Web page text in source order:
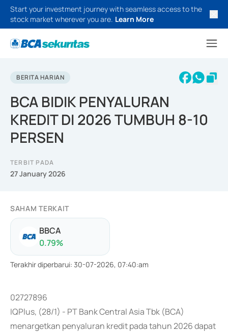
Start your investment journey with seamless access to the
stock market wherever you are. Learn More
BERITA HARIAN
BCA BIDIK PENYALURAN
KREDIT DI 2026 TUMBUH 8-10
PERSEN
TERBIT PADA
27 January 2026
SAHAM TERKAIT
BBCA
0.79%
Terakhir diperbarui: 30-07-2026, 07:40:am
02727896
IQPlus, (28/1) - PT Bank Central Asia Tbk (BCA)
menargetkan penyaluran kredit pada tahun 2026 dapat